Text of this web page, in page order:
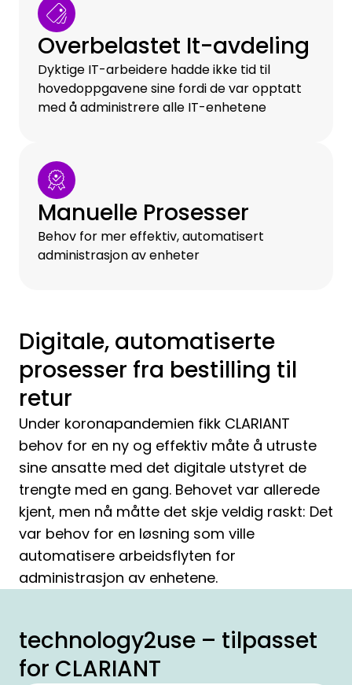
Overbelastet It-avdeling
Dyktige IT-arbeidere hadde ikke tid til
hovedoppgavene sine fordi de var opptatt
med å administrere alle IT-enhetene
Manuelle Prosesser
Behov for mer effektiv, automatisert
administrasjon av enheter
Digitale, automatiserte
prosesser fra bestilling til
retur
Under koronapandemien fikk CLARIANT
behov for en ny og effektiv måte å utruste
sine ansatte med det digitale utstyret de
trengte med en gang. Behovet var allerede
kjent, men nå måtte det skje veldig raskt: Det
var behov for en løsning som ville
automatisere arbeidsflyten for
administrasjon av enhetene.
technology2use – tilpasset
for CLARIANT